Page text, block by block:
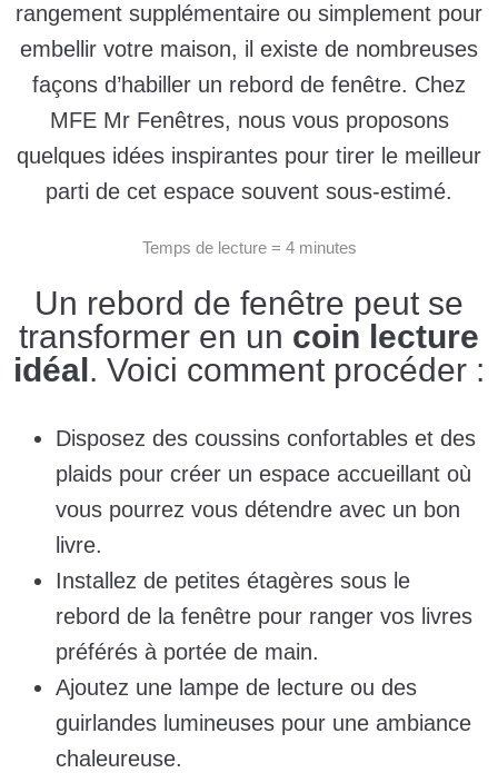
rangement supplémentaire ou simplement pour
embellir votre maison, il existe de nombreuses
façons d’habiller un rebord de fenêtre. Chez
MFE Mr Fenêtres, nous vous proposons
quelques idées inspirantes pour tirer le meilleur
parti de cet espace souvent sous-estimé.
Temps de lecture = 4 minutes
Un rebord de fenêtre peut se
transformer en un coin lecture
idéal . Voici comment procéder :
Disposez des coussins confortables et des
plaids pour créer un espace accueillant où
vous pourrez vous détendre avec un bon
livre.
Installez de petites étagères sous le
rebord de la fenêtre pour ranger vos livres
préférés à portée de main.
Ajoutez une lampe de lecture ou des
guirlandes lumineuses pour une ambiance
chaleureuse.